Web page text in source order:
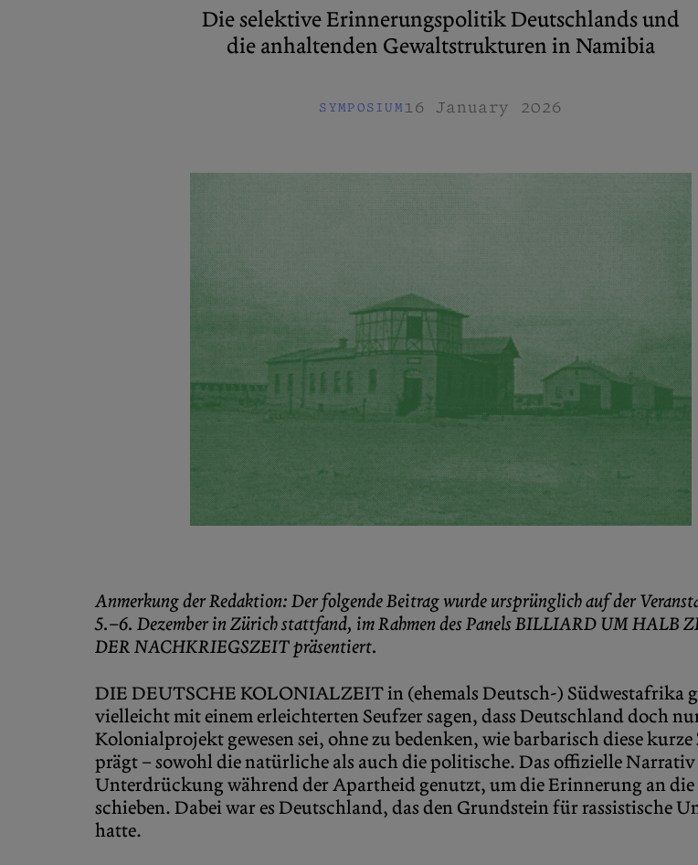
Die selektive Erinnerungspolitik Deutschlands und
die anhaltenden Gewaltstrukturen in Namibia
SYMPOSIUM 16 January 2026
Anmerkung der Redaktion: Der folgende Beitrag wurde ursprünglich auf der
5.–6. Dezember in Zürich stattfand, im Rahmen des Panels BILLIARD UM HALB
DER NACHKRIEGSZEITpräsentiert.
DIE DEUTSCHE KOLONIALZEIT in (ehemals Deutsch-) Südwestafrika
vielleicht mit einem erleichterten Seufzer sagen, dass Deutschland doch
Kolonialprojekt gewesen sei, ohne zu bedenken, wie barbarisch diese
prägt – sowohl die natürliche als auch die politische. Das offizielle
Unterdrückung während der Apartheid genutzt, um die Erinnerung an
schieben. Dabei war es Deutschland, das den Grundstein für
hatte.